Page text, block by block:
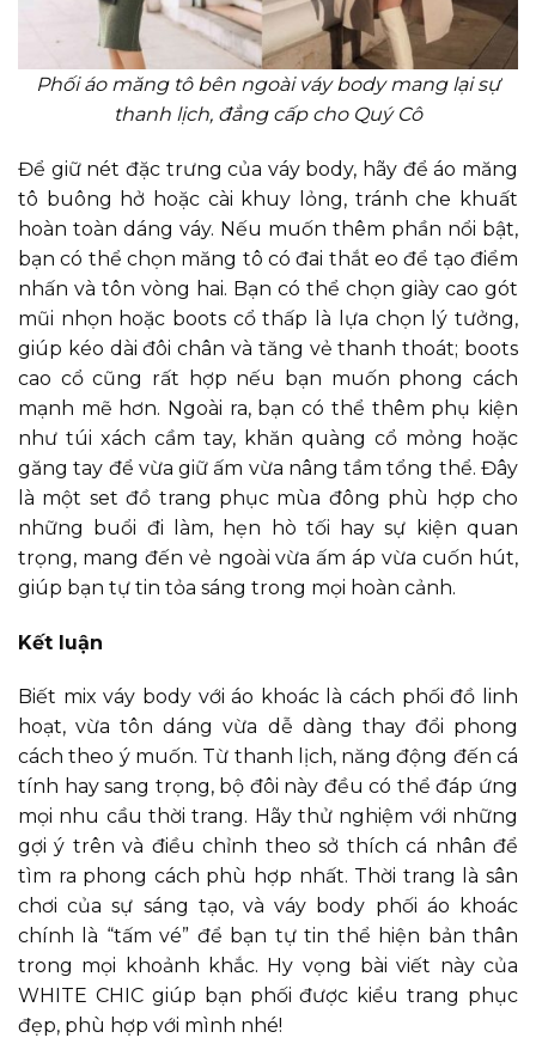
Phối áo măng tô bên ngoài váy body mang lại sự
thanh lịch, đẳng cấp cho Quý Cô
Để giữ nét đặc trưng của váy body, hãy để áo măng
tô buông hở hoặc cài khuy lỏng, tránh che khuất
hoàn toàn dáng váy. Nếu muốn thêm phần nổi bật,
bạn có thể chọn măng tô có đai thắt eo để tạo điểm
nhấn và tôn vòng hai. Bạn có thể chọn giày cao gót
mũi nhọn hoặc boots cổ thấp là lựa chọn lý tưởng,
giúp kéo dài đôi chân và tăng vẻ thanh thoát; boots
cao cổ cũng rất hợp nếu bạn muốn phong cách
mạnh mẽ hơn. Ngoài ra, bạn có thể thêm phụ kiện
như túi xách cầm tay, khăn quàng cổ mỏng hoặc
găng tay để vừa giữ ấm vừa nâng tầm tổng thể. Đây
là một set đồ trang phục mùa đông phù hợp cho
những buổi đi làm, hẹn hò tối hay sự kiện quan
trọng, mang đến vẻ ngoài vừa ấm áp vừa cuốn hút,
giúp bạn tự tin tỏa sáng trong mọi hoàn cảnh.
Kết luận
Biết mix váy body với áo khoác là cách phối đồ linh
hoạt, vừa tôn dáng vừa dễ dàng thay đổi phong
cách theo ý muốn. Từ thanh lịch, năng động đến cá
tính hay sang trọng, bộ đôi này đều có thể đáp ứng
mọi nhu cầu thời trang. Hãy thử nghiệm với những
gợi ý trên và điều chỉnh theo sở thích cá nhân để
tìm ra phong cách phù hợp nhất. Thời trang là sân
chơi của sự sáng tạo, và váy body phối áo khoác
chính là “tấm vé” để bạn tự tin thể hiện bản thân
trong mọi khoảnh khắc. Hy vọng bài viết này của
WHITE CHIC giúp bạn phối được kiểu trang phục
đẹp, phù hợp với mình nhé!